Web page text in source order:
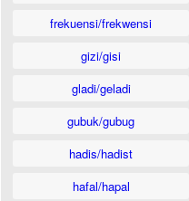
frekuensi/frekwensi
gizi/gisi
gladi/geladi
gubuk/gubug
hadis/hadist
hafal/hapal